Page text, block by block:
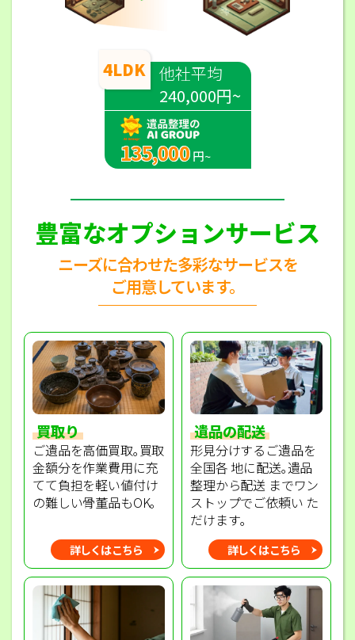
4LDK 他社平均
240,000円~
135,000 円~
豊富なオプションサービス
ニーズに合わせた多彩なサービスを
ご用意しています。
買取り
ご遺品を高価買取｡買取
金額分を作業費用に充
てて負担を軽い値付け
の難しい骨董品もOK｡
詳しくはこちら
遺品の配送
形見分けするご遺品を
全国各 地に配送｡遺品
整理から配送 までワン
ストップでご依頼い た
だけます｡
詳しくはこちら